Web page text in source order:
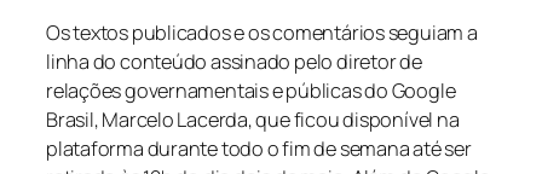
Os textos publicados e os comentários seguiam a
linha do conteúdo assinado pelo diretor de
relações governamentais e públicas do Google
Brasil, Marcelo Lacerda, que ficou disponível na
plataforma durante todo o fim de semana até ser